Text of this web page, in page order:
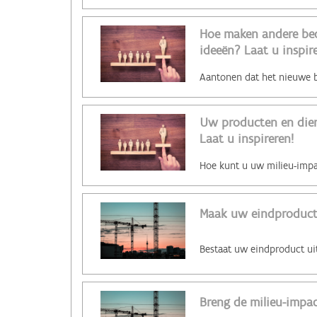
Hoe maken andere
ideeën? Laat u
Uw producten en
Laat u inspireren!
Maak uw
Breng de milieu-